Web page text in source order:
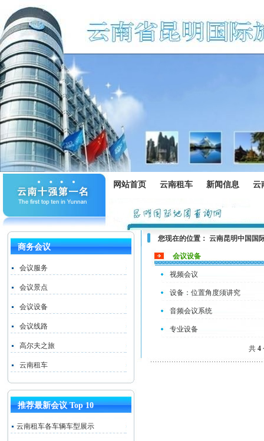
网站首页 云南租车 新闻信息 云
商务会议
会议服务
会议景点
会议设备
会议线路
高尔夫之旅
云南租车
推荐最新会议 Top 10
云南租车各车辆车型展示
您现在的位置： 云南昆明中国国
会议设备
视频会议
设备：位置角度须讲究
音频会议系统
专业设备
共 4